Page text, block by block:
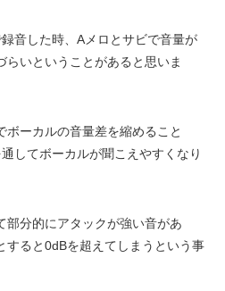
音した時、Aメロとサビで音量が
らいということがあると思いま
ボーカルの音量差を縮めること
してボーカルが聞こえやすくなり
部分的にアタックが強い音があ
すると0dBを超えてしまうという事